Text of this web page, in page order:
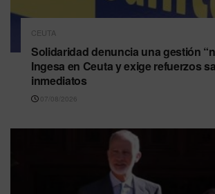
CEUTA
Solidaridad denuncia una gestión
Ingesa en Ceuta y exige refuerzos
inmediatos
07/08/2026